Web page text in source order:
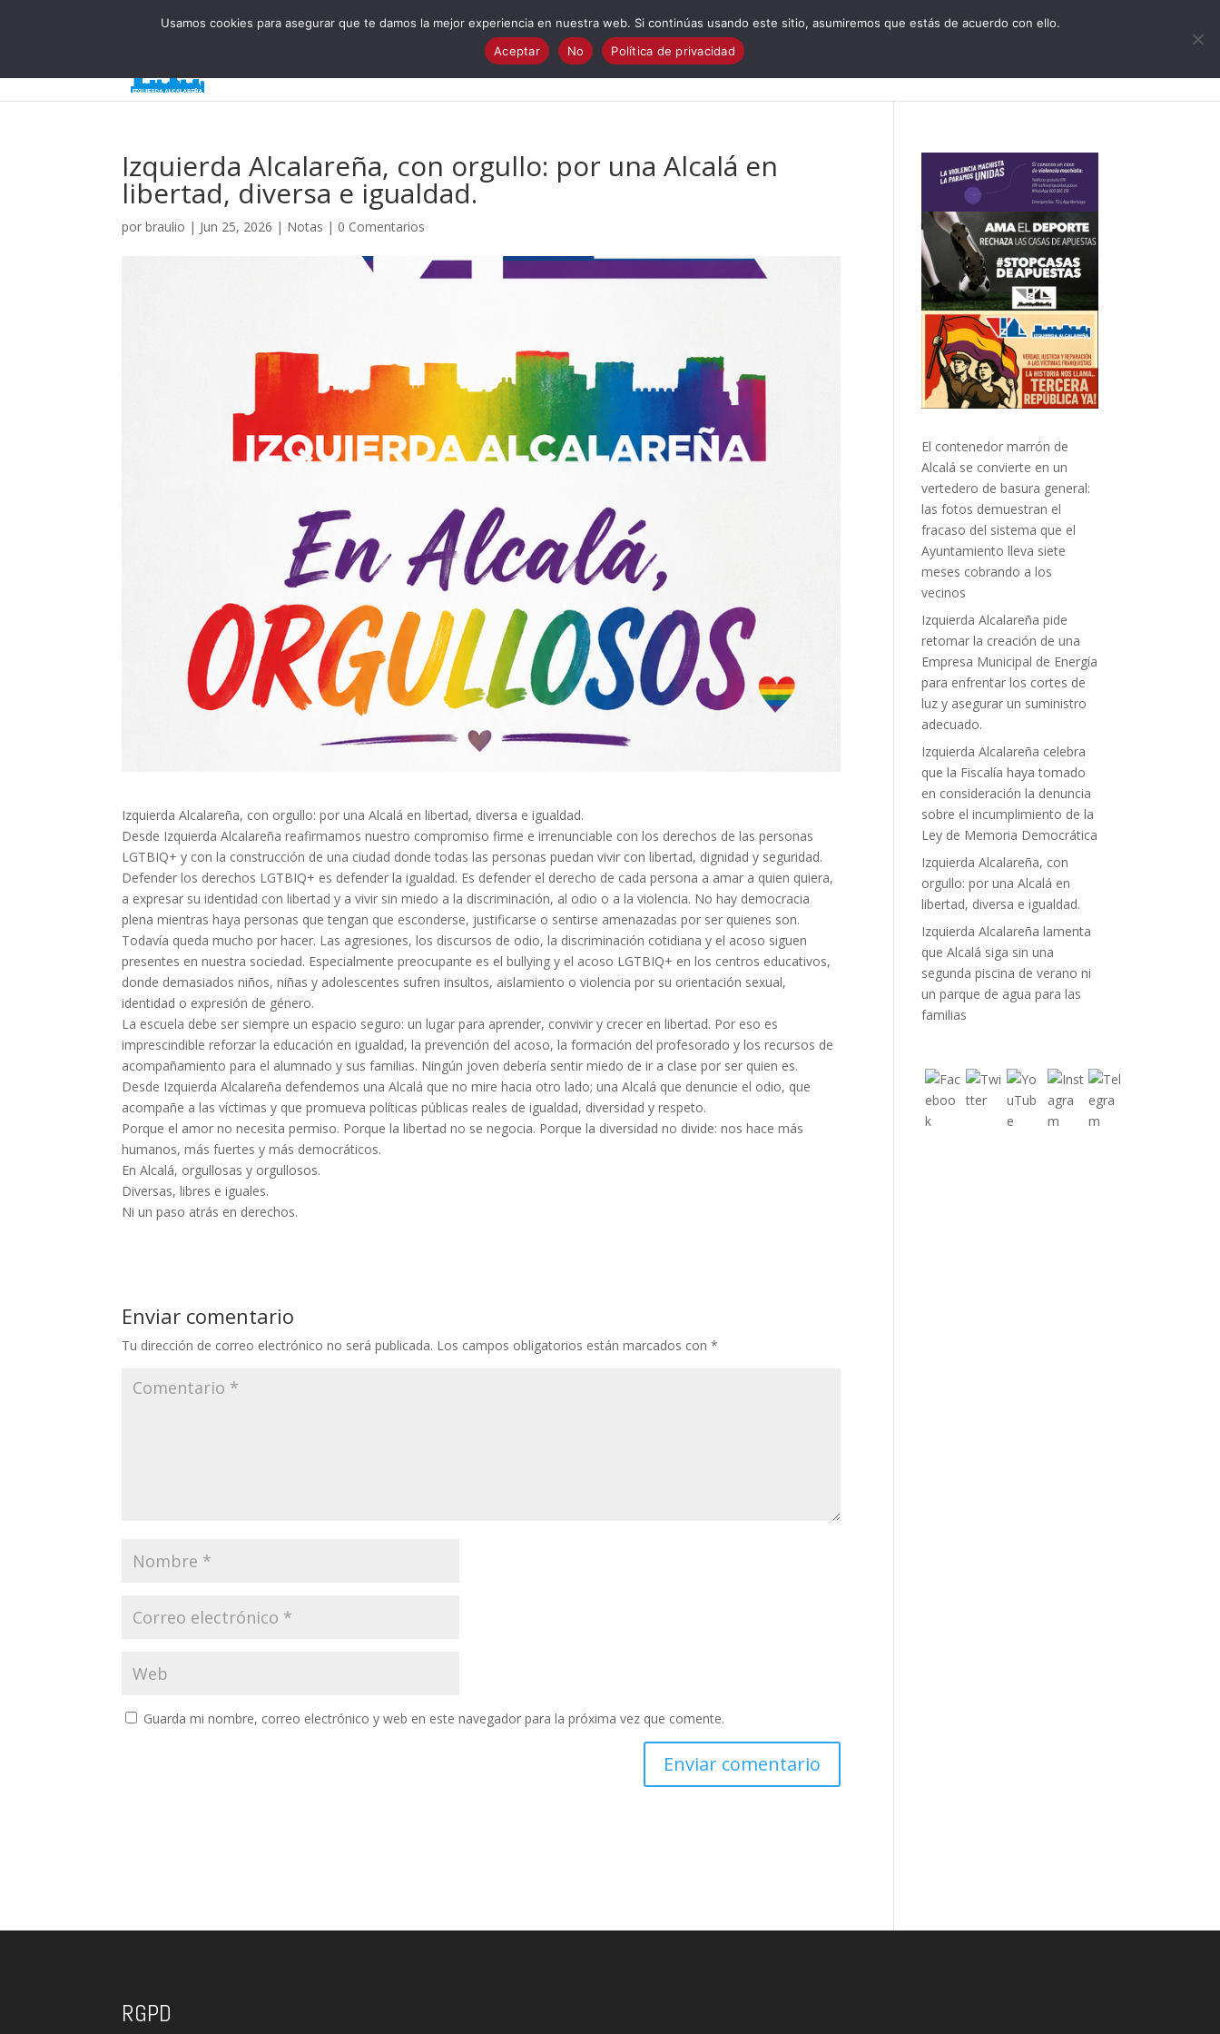
¿Quiénes Somos? Cuestionario electoral Programa
Izquierda Alcalareña, con orgullo: por una Alcalá en
libertad, diversa e igualdad.
porbraulio | Jun 25, 2026 | Notas | 0 Comentarios
Izquierda Alcalareña, con orgullo: por una Alcalá en libertad, diversa e igualdad.
Desde Izquierda Alcalareña reafirmamos nuestro compromiso firme e irrenunciable con los derechos de las personas
LGTBIQ+ y con la construcción de una ciudad donde todas las personas puedan vivir con libertad, dignidad y seguridad.
Defender los derechos LGTBIQ+ es defender la igualdad. Es defender el derecho de cada persona a amar a quien quiera,
a expresar su identidad con libertad y a vivir sin miedo a la discriminación, al odio o a la violencia. No hay democracia
plena mientras haya personas que tengan que esconderse, justificarse o sentirse amenazadas por ser quienes son.
Todavía queda mucho por hacer. Las agresiones, los discursos de odio, la discriminación cotidiana y el acoso siguen
presentes en nuestra sociedad. Especialmente preocupante es el bullying y el acoso LGTBIQ+ en los centros educativos,
donde demasiados niños, niñas y adolescentes sufren insultos, aislamiento o violencia por su orientación sexual,
identidad o expresión de género.
La escuela debe ser siempre un espacio seguro: un lugar para aprender, convivir y crecer en libertad. Por eso es
imprescindible reforzar la educación en igualdad, la prevención del acoso, la formación del profesorado y los recursos de
acompañamiento para el alumnado y sus familias. Ningún joven debería sentir miedo de ir a clase por ser quien es.
Desde Izquierda Alcalareña defendemos una Alcalá que no mire hacia otro lado; una Alcalá que denuncie el odio, que
acompañe a las víctimas y que promueva políticas públicas reales de igualdad, diversidad y respeto.
Porque el amor no necesita permiso. Porque la libertad no se negocia. Porque la diversidad no divide: nos hace más
humanos, más fuertes y más democráticos.
En Alcalá, orgullosas y orgullosos.
Diversas, libres e iguales.
Ni un paso atrás en derechos.
Enviar comentario
Tu dirección de correo electrónico no será publicada. Los campos obligatorios están marcados con*
Guarda mi nombre, correo electrónico y web en este navegador para la próxima vez que comente.
El contenedor marrón de
Alcalá se convierte en un
vertedero de basura general:
las fotos demuestran el
fracaso del sistema que el
Ayuntamiento lleva siete
meses cobrando a los
vecinos
Izquierda Alcalareña pide
retomar la creación de una
Empresa Municipal de Energía
para enfrentar los cortes de
luz y asegurar un suministro
adecuado.
Izquierda Alcalareña celebra
que la Fiscalía haya tomado
en consideración la denuncia
sobre el incumplimiento de la
Ley de Memoria Democrática
Izquierda Alcalareña, con
orgullo: por una Alcalá en
libertad, diversa e igualdad.
Izquierda Alcalareña lamenta
que Alcalá siga sin una
segunda piscina de verano ni
un parque de agua para las
familias
RGPD
Usamos cookies para asegurar que te damos la mejor experiencia en nuestra web. Si continúas usando este sitio, asumiremos que estás de acuerdo con ello.
Aceptar
No Política de privacidad